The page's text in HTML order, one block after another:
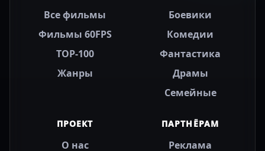
Все фильмы
Фильмы 60FPS
TOP-100
Жанры
Боевики
Комедии
Фантастика
Драмы
Семейные
ПРОЕКТ
О нас
ПАРТНЁРАМ
Реклама